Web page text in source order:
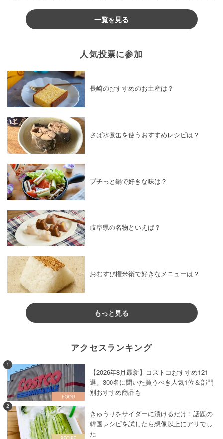
一覧を見る
人気投票に参加
長崎のおすすめのお土産は？
さば水煮缶を使うおすすめレシピは？
プチっと鍋で好きな味は？
岐阜県の名物といえば？
おむすび権米衛で好きなメニューは？
もっと見る
アクセスランキング
1
【2026年8月最新】コストコおすすめ121
選。300名に聞いた買うべき人気1位＆部門
別おすすめ商品も
2
きゅうりをサイダーに漬けるだけ！話題の
韓国レシピを試したら想像以上にアリでし
た